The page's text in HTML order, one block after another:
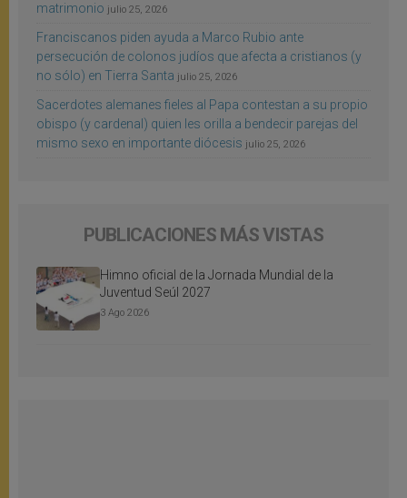
matrimonio julio 25, 2026
Franciscanos piden ayuda a Marco Rubio ante
persecución de colonos judíos que afecta a cristianos (y
no sólo) en Tierra Santa julio 25, 2026
Sacerdotes alemanes fieles al Papa contestan a su propio
obispo (y cardenal) quien les orilla a bendecir parejas del
mismo sexo en importante diócesis julio 25, 2026
PUBLICACIONES MÁS VISTAS
Himno oficial de la Jornada Mundial de la
Juventud Seúl 2027
3 Ago 2026